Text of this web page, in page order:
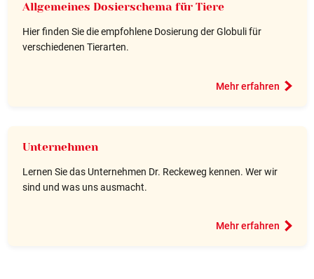
Allgemeines Dosierschema für Tiere
Hier finden Sie die empfohlene Dosierung der Globuli für
verschiedenen Tierarten.
Mehr erfahren
Unternehmen
Lernen Sie das Unternehmen Dr. Reckeweg kennen. Wer wir
sind und was uns ausmacht.
Mehr erfahren